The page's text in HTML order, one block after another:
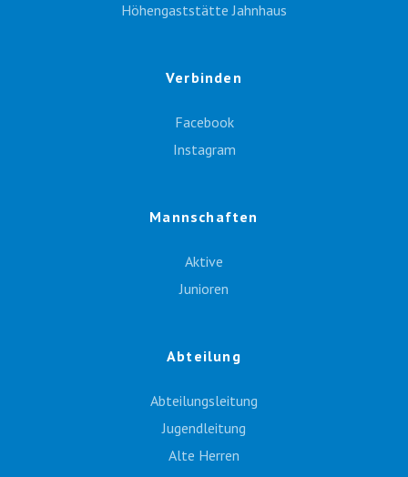
Höhengaststätte Jahnhaus
Verbinden
Facebook
Instagram
Mannschaften
Aktive
Junioren
Abteilung
Abteilungsleitung
Jugendleitung
Alte Herren